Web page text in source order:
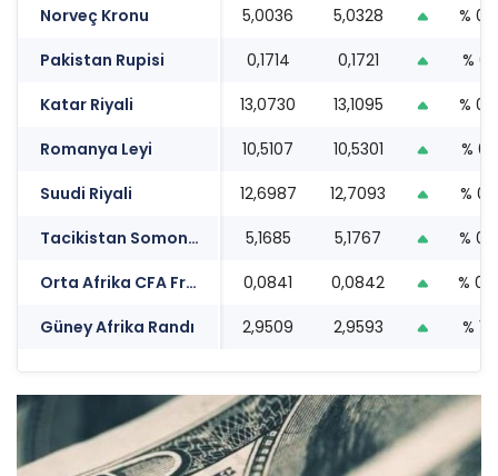
Norveç Kronu
5,0036 5,0328
%
Pakistan Rupisi
0,1714 0,1721
%
Katar Riyali
13,0730 13,1095
%
Romanya Leyi
10,5107 10,5301
%
Suudi Riyali
12,6987 12,7093
%
Tacikistan Somonisi
5,1685 5,1767
%
Orta Afrika CFA Frangı
0,0841 0,0842
%
Güney Afrika Randı
2,9509 2,9593 %